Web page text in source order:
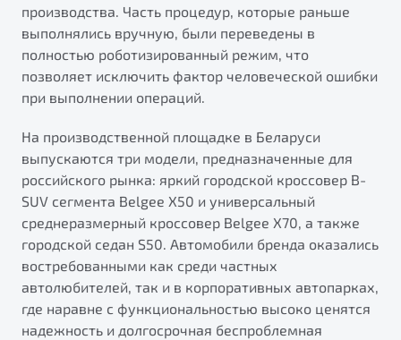
Универсальный кроссовер
Обзор В наличии
Запись на сервис
Калькулятор ТО
Клиентская поддержка
производства. Часть процедур, которые раньше
выполнялись вручную, были переведены в
полностью роботизированный режим, что
позволяет исключить фактор человеческой ошибки
при выполнении операций.
На производственной площадке в Беларуси
выпускаются три модели, предназначенные для
российского рынка: яркий городской кроссовер B-
SUV сегмента Belgee X50 и универсальный
среднеразмерный кроссовер Belgee X70, а также
городской седан S50. Автомобили бренда оказались
востребованными как среди частных
автолюбителей, так и в корпоративных автопарках,
где наравне с функциональностью высоко ценятся
надежность и долгосрочная беспроблемная